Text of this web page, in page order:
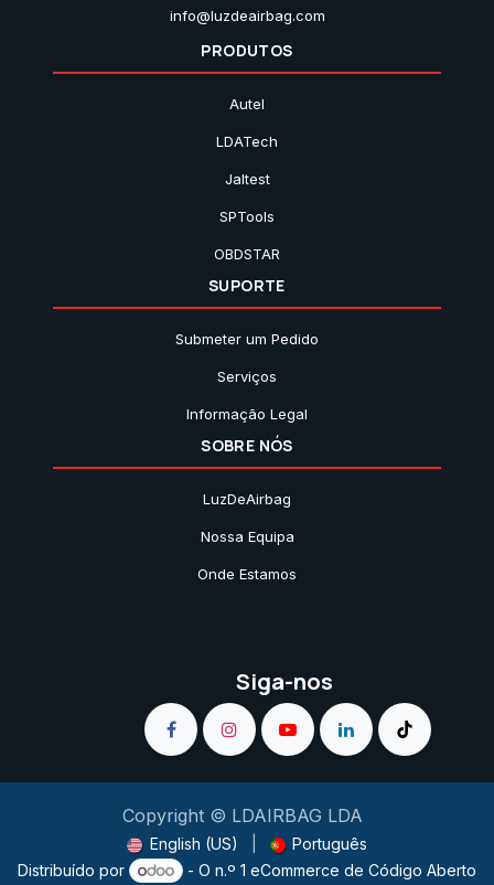
info@luzdeairbag.com
PRODUTOS
Autel
LDATech
Jaltest
SPTools
OBDSTAR
SUPORTE
Submeter um Pedido
Serviços
Informação Legal
SOBRE NÓS
LuzDeAirbag
Nossa Equipa
Onde Estamos
Siga-nos
Copyright © LDAIRBAG LDA
English (US)
Português
Distribuído por
- O n.º 1 eCommerce de Código Aberto